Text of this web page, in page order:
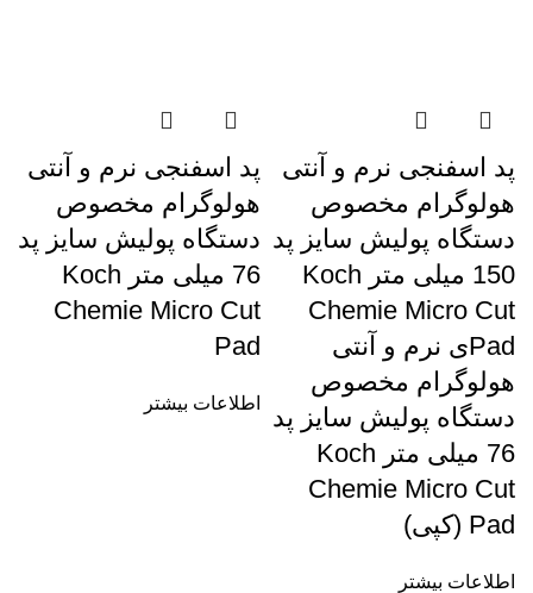
پد اسفنجی نرم و آنتی
هولوگرام مخصوص
دستگاه پولیش سایز پد
150 میلی متر Koch
Chemie Micro Cut
Padی نرم و آنتی
هولوگرام مخصوص
دستگاه پولیش سایز پد
76 میلی متر Koch
Chemie Micro Cut
Pad (کپی)
اطلاعات بیشتر
پد اسفنجی نرم و آنتی
هولوگرام مخصوص
دستگاه پولیش سایز پد
76 میلی متر Koch
Chemie Micro Cut
Pad
اطلاعات بیشتر